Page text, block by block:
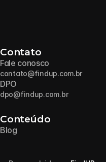
Contato
Fale conosco
contato@findup.com.br
DPO
dpo@findup.com.br
Conteúdo
Blog